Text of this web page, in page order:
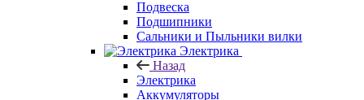
Подвеска
Подшипники
Сальники и Пыльники вилки
Электрика
Назад
Электрика
Аккумуляторы